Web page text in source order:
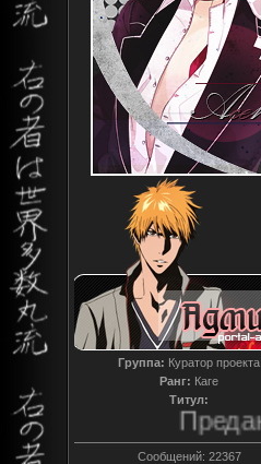
Группа: Куратор проекта
Ранг: Каге
Титул:
Преданный
Сообщений: 22367